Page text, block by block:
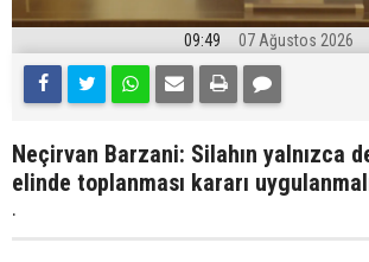
09:49 07 Ağustos 2026
Neçirvan Barzani: Silahın yalnızca
elinde toplanması kararı
.